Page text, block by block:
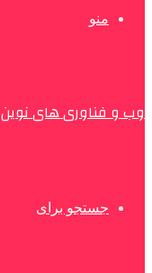
منو
وب و فناوری های نوین
جستجو برای